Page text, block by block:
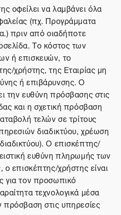
οφείλει να λαμβάνει όλα
(πχ. Προγράμματα
πριν από οιαδήποτε
Το κόστος των
ή επισκευών, το
χρήστης, της Εταιρίας μη
ή επιβάρυνσης. Ο
την ευθύνη πρόσβασης στις
και η σχετική πρόσβαση
τελών σε τρίτους
διαδικτύου, χρέωση
Ο επισκέπτης/
ευθύνη πληρωμής των
επισκέπτης/χρήστης είναι
για τον προσωπικό
τεχνολογικά μέσα
στις υπηρεσίες